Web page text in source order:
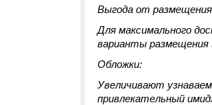
Выгода от
Для максимального
варианты
Обложки:
Увеличивают
привлекательный